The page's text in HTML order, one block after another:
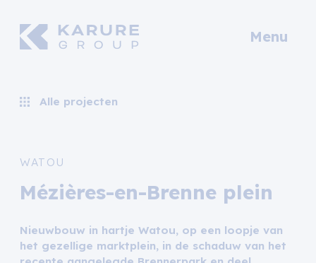
Menu
Alle projecten
WATOU
Mézières-en-Brenne plein
Nieuwbouw in hartje Watou, op een loopje van
het gezellige marktplein, in de schaduw van het